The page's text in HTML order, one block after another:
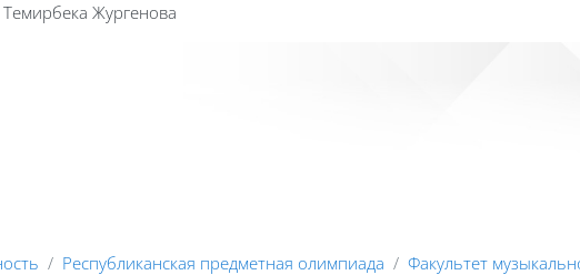
Жургенова
Республиканская предметная олимпиада
Факультет